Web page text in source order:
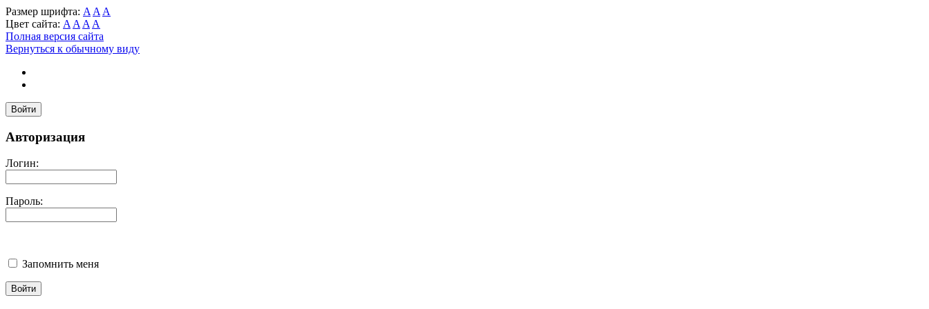
Размер шрифта: A A A
Цвет сайта: A A A A
Полная версия сайта
Вернуться к обычному виду
Войти
Авторизация
Логин:
Пароль:
Запомнить меня